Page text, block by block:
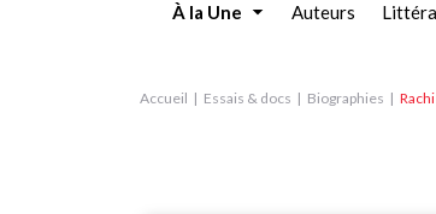
À la Une Auteurs
Accueil Essais & docs Biographies